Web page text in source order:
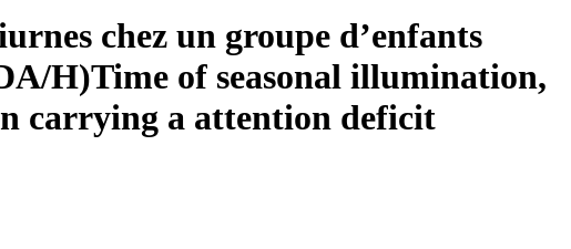
chez un groupe d’enfants
H)Time of seasonal illumination,
carrying a attention deficit